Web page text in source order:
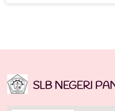
SLB NEGERI